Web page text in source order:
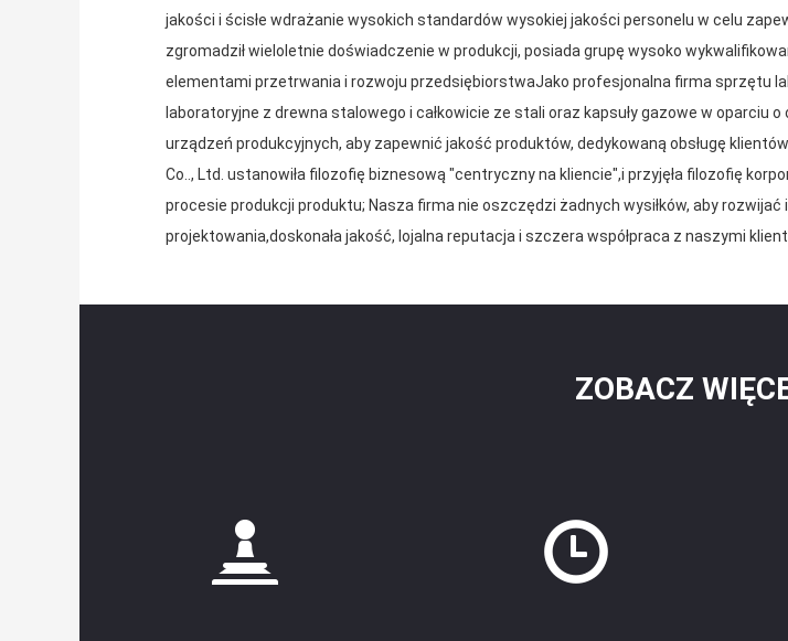
jakości i ścisłe wdrażanie wysokich standardów wysokiej jakości personelu w celu
zgromadził wieloletnie doświadczenie w produkcji, posiada grupę wysoko
elementami przetrwania i rozwoju przedsiębiorstwaJako profesjonalna firma sprzętu
laboratoryjne z drewna stalowego i całkowicie ze stali oraz kapsuły gazowe w
urządzeń produkcyjnych, aby zapewnić jakość produktów, dedykowaną obsługę
Co.., Ltd. ustanowiła filozofię biznesową "centryczny na kliencie",i przyjęła filozofię
procesie produkcji produktu; Nasza firma nie oszczędzi żadnych wysiłków, aby
projektowania,doskonała jakość, lojalna reputacja i szczera współpraca z naszymi
ZOBACZ